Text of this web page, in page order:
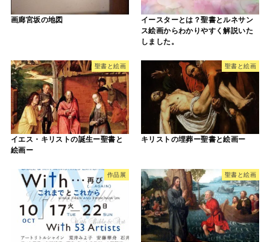
画廊宮坂の地図
イースターとは？聖書とルネサン
ス絵画からわかりやすく解説いた
しました。
聖書と絵画
イエス・キリストの誕生ー聖書と
絵画ー
聖書と絵画
キリストの埋葬ー聖書と絵画ー
作品展 聖書と絵画